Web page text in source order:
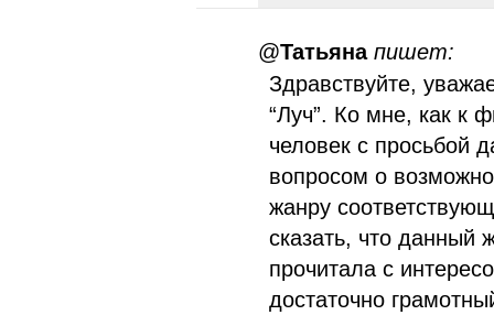
@Татьяна пишет:
Здравствуйте,
“Луч”. Ко мне, как к
человек с просьбой
вопросом о
жанру
сказать, что данный
прочитала с
достаточно